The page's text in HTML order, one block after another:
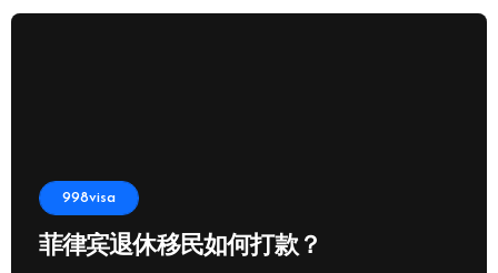
998visa
菲律宾退休移民如何打款？